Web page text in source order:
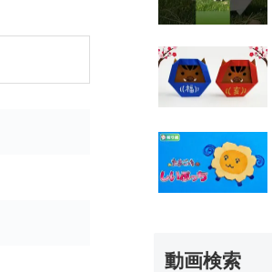
動画検索